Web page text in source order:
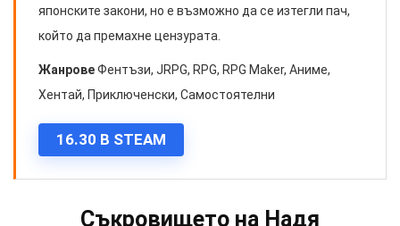
16.30 В STEAM
японските закони, но е възможно да се изтегли пач,
който да премахне цензурата.
ЖанровеФентъзи, JRPG, RPG, RPG Maker, Аниме,
Хентай, Приключенски, Самостоятелни
Съкровището на Надя